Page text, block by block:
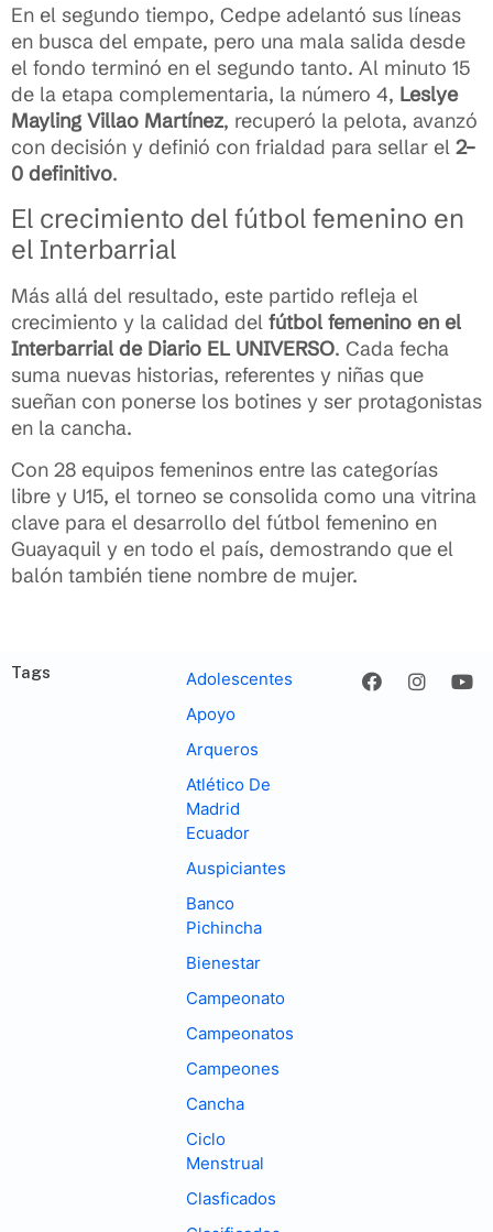
En el segundo tiempo, Cedpe adelantó sus líneas
en busca del empate, pero una mala salida desde
el fondo terminó en el segundo tanto. Al minuto 15
de la etapa complementaria, la número 4, Leslye
Mayling Villao Martínez, recuperó la pelota, avanzó
con decisión y definió con frialdad para sellar el 2–
0 definitivo.
El crecimiento del fútbol femenino en
el Interbarrial
Más allá del resultado, este partido refleja el
crecimiento y la calidad del fútbol femenino en el
Interbarrial de Diario EL UNIVERSO. Cada fecha
suma nuevas historias, referentes y niñas que
sueñan con ponerse los botines y ser protagonistas
en la cancha.
Con 28 equipos femeninos entre las categorías
libre y U15, el torneo se consolida como una vitrina
clave para el desarrollo del fútbol femenino en
Guayaquil y en todo el país, demostrando que el
balón también tiene nombre de mujer.
Tags
Adolescentes
Apoyo
Arqueros
Atlético De
Madrid
Ecuador
Auspiciantes
Banco
Pichincha
Bienestar
Campeonato
Campeonatos
Campeones
Cancha
Ciclo
Menstrual
Clasficados